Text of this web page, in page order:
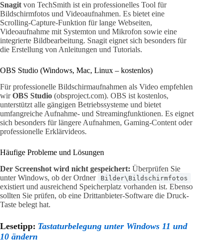
Snagit von TechSmith ist ein professionelles Tool für
Bildschirmfotos und Videoaufnahmen. Es bietet eine
Scrolling-Capture-Funktion für lange Webseiten,
Videoaufnahme mit Systemton und Mikrofon sowie eine
integrierte Bildbearbeitung. Snagit eignet sich besonders für
die Erstellung von Anleitungen und Tutorials.
OBS Studio (Windows, Mac, Linux – kostenlos)
Für professionelle Bildschirmaufnahmen als Video empfehlen
wirOBS Studio (obsproject.com). OBS ist kostenlos,
unterstützt alle gängigen Betriebssysteme und bietet
umfangreiche Aufnahme- und Streamingfunktionen. Es eignet
sich besonders für längere Aufnahmen, Gaming-Content oder
professionelle Erklärvideos.
Häufige Probleme und Lösungen
Der Screenshot wird nicht gespeichert: Überprüfen Sie
unter Windows, ob der Ordner
Bilder\Bildschirmfotos
existiert und ausreichend Speicherplatz vorhanden ist. Ebenso
sollten Sie prüfen, ob eine Drittanbieter-Software die Druck-
Taste belegt hat.
Lesetipp: Tastaturbelegung unter Windows 11 und
10 ändern